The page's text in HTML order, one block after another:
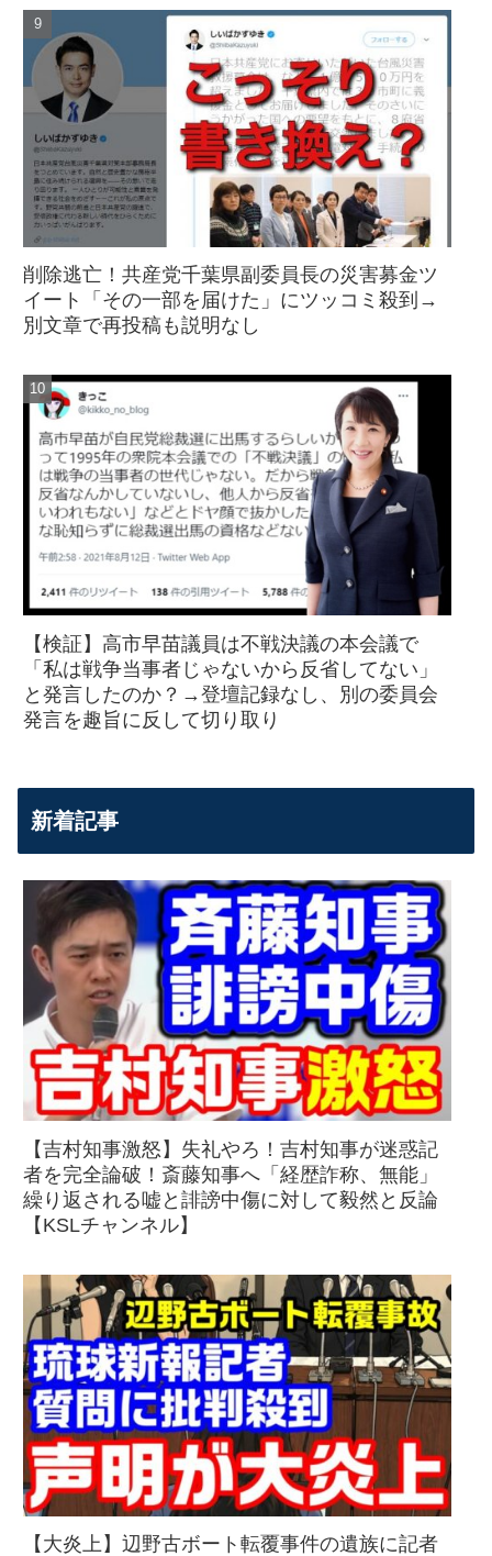
削除逃亡！共産党千葉県副委員長の災害募金ツ
イート「その一部を届けた」にツッコミ殺到→
別文章で再投稿も説明なし
【検証】高市早苗議員は不戦決議の本会議で
「私は戦争当事者じゃないから反省してない」
と発言したのか？→登壇記録なし、別の委員会
発言を趣旨に反して切り取り
新着記事
【吉村知事激怒】失礼やろ！吉村知事が迷惑記
者を完全論破！斎藤知事へ「経歴詐称、無能」
繰り返される嘘と誹謗中傷に対して毅然と反論
【KSLチャンネル】
【大炎上】辺野古ボート転覆事件の遺族に記者